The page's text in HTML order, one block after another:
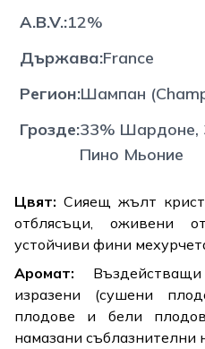
A.B.V.:12%
Държава:France
Регион:Шампан
Грозде:33% Шардоне,
Пино Мьоние
Цвят: Сияещ жълт
отблясъци, оживени
устойчиви фини
Аромат:
изразени (сушени
плодове и бели
намазани съблазнителни